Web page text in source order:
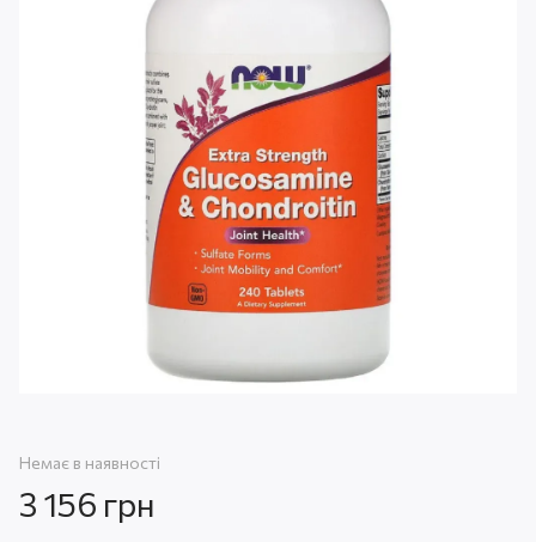
Немає в наявності
3 156 грн